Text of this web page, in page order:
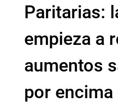
Paritarias:
empieza a
aumentos
por encima